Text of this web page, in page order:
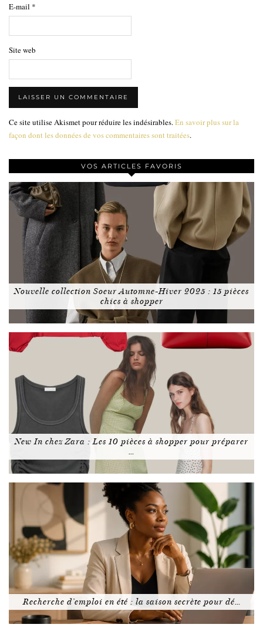
E-mail *
Site web
Ce site utilise Akismet pour réduire les indésirables. En savoir plus sur la
façon dont les données de vos commentaires sont traitées.
VOS ARTICLES FAVORIS
Nouvelle collection Soeur Automne-Hiver 2025 : 15 pièces
chics à shopper
New In chez Zara : Les 10 pièces à shopper pour préparer
…
Recherche d’emploi en été : la saison secrète pour dé…